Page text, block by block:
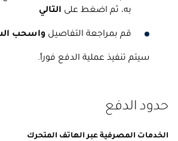
به، ثم اضغط على التالي
قم بمراجعة التفاصيل واسحب
سيتم تنفيذ عملية الدفع فوراً.
حدود الدفع
الخدمات المصرفية عبر الهاتف المتحرك